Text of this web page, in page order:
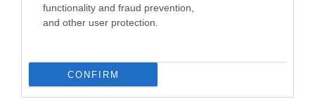
functionality and fraud prevention,
and other user protection.
CONFIRM